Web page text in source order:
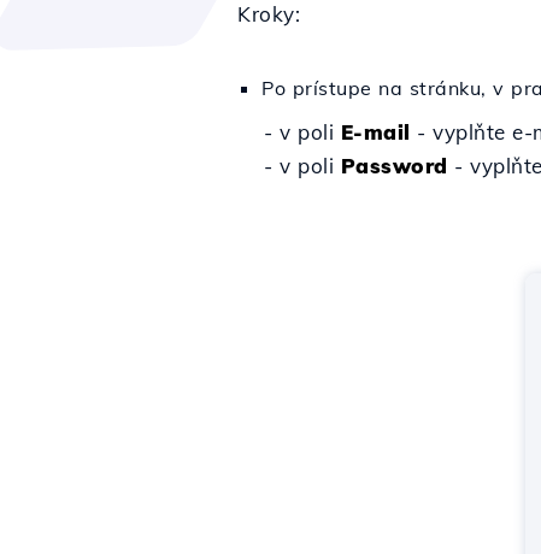
Kroky:
Po prístupe na stránku, v
- v poli E-mail - vyplňte e-
- v poli Password -